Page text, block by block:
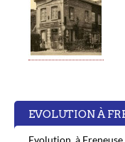
EVOLUTION À
Evolution à Freneuse